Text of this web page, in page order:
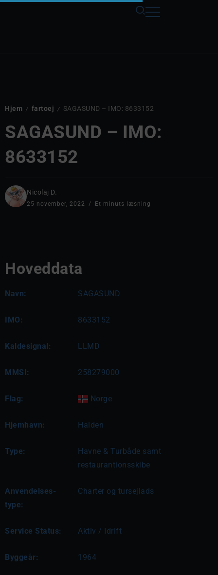
Hjem / fartoej / SAGASUND – IMO: 8633152
SAGASUND – IMO:
8633152
Nicolaj D.
25 november, 2022 Et minuts læsning
Hoveddata
Navn: SAGASUND
IMO: 8633152
Kaldesignal: LLMD
MMSI: 258279000
Flag: Norge
Hjemhavn: Halden
Type:
Havne & Turbåde samt
restaurantionsskibe
Anvendelses-
type:
Charter og tursejlads
Service Status: Aktiv / Idrift
Byggeår: 1964